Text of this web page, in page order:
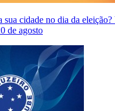
sua cidade no dia da
de agosto